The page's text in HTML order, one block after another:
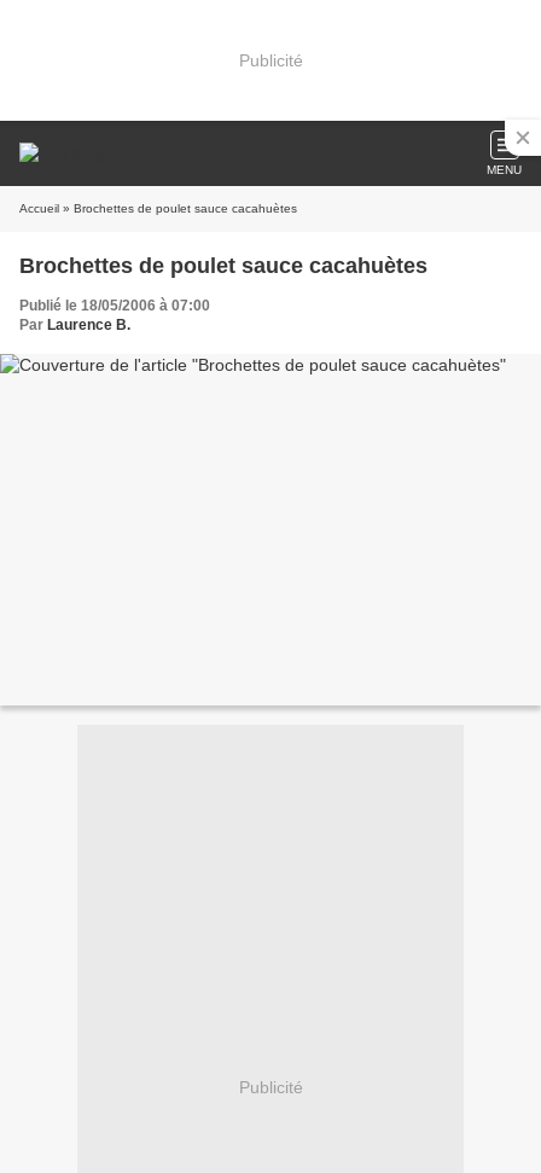
Publicité
MENU
Accueil » Brochettes de poulet sauce cacahuètes
Brochettes de poulet sauce cacahuètes
Publié le 18/05/2006 à 07:00
Par Laurence B.
Publicité